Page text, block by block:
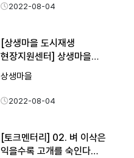
2022-08-04
[상생마을 도시재생
현장지원센터] 상생마을
도시재생 아…
상생마을
2022-08-04
[토크멘터리] 02. 벼 이삭은
익을수록 고개를 숙인다…